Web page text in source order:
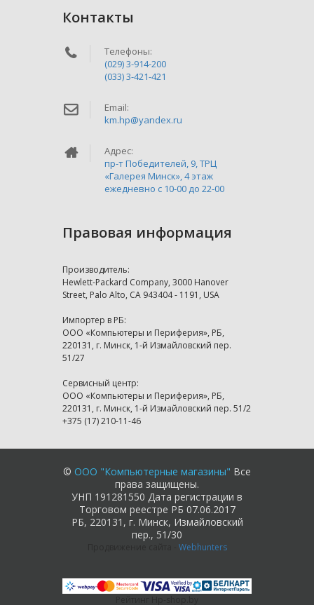
Контакты
Телефоны:
(029) 3-914-200
(033) 3-421-421
Email:
km.hp@yandex.ru
Адрес:
пр-т Победителей, 9, ТРЦ
«Галерея Минск», 4 этаж
ежедневно c 10-00 до 22-00
Правовая информация
Производитель:
Hewlett-Packard Company, 3000 Hanover
Street, Palo Alto, CA 943404 - 1191, USA
Импортер в РБ:
ООО «Компьютеры и Периферия», РБ,
220131, г. Минск, 1-й Измайловский пер.
51/27
Сервисный центр:
ООО «Компьютеры и Периферия», РБ,
220131, г. Минск, 1-й Измайловский пер. 51/2
+375 (17) 210-11-46
© ООО "Компьютерные магазины" Все
права защищены.
УНП 191281550 Дата регистрации в
Торговом реестре РБ 07.06.2017
РБ, 220131, г. Минск, Измайловский
пер., 51/30
Webhunters